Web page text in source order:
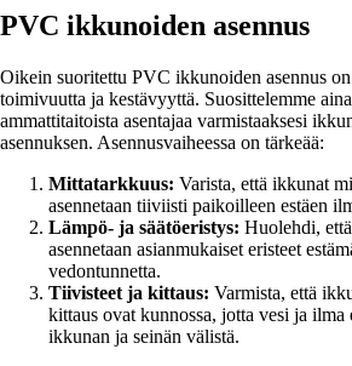
PVC ikkunoiden asennus
Oikein suoritettu PVC ikkunoiden asennus
toimivuutta ja kestävyyttä. Suosittelemme
ammattitaitoista asentajaa varmistaaksesi
asennuksen. Asennusvaiheessa on tärkeää:
Mittatarkkuus: Varista, että ikkunat
asennetaan tiiviisti paikoilleen estäen
Lämpö- ja säätöeristys: Huolehdi,
asennetaan asianmukaiset eristeet
vedontunnetta.
Tiivisteet ja kittaus: Varmista, että
kittaus ovat kunnossa, jotta vesi ja ilma
ikkunan ja seinän välistä.